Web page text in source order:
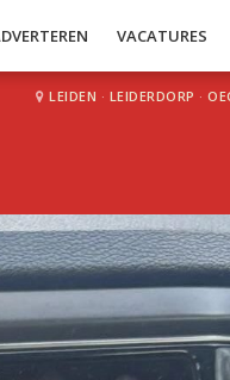
VACATURES
LEIDEN · LEIDERDORP ·